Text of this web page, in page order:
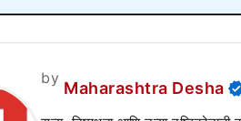
by
Maharashtra Desha